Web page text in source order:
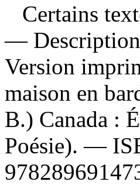
Certains
— Description
Version
maison en
B.) Canada :
Poésie). —